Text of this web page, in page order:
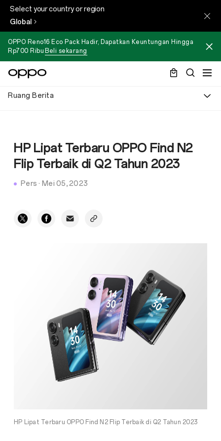
Select your country or region
Global
OPPO Reno16 Eco Pack Hadir, Dapatkan Keuntungan Hingga
Rp700 Ribu Beli sekarang
Ruang Berita
HP Lipat Terbaru OPPO Find N2
Flip Terbaik di Q2 Tahun 2023
Pers · Mei 05, 2023
HP Lipat Terbaru OPPO Find N2 Flip Terbaik di Q2 Tahun 2023